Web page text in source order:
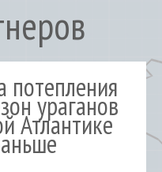
потепления
ураганов
Атлантике